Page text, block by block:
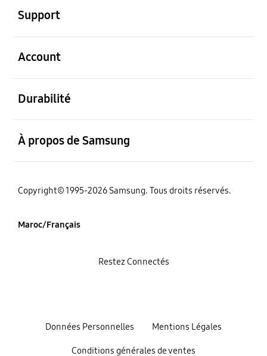
Support
Account
Durabilité
À propos de Samsung
Copyright© 1995-2026 Samsung. Tous droits réservés.
Maroc/Français
Données Personnelles Mentions Légales
Conditions générales de ventes
Restez Connectés